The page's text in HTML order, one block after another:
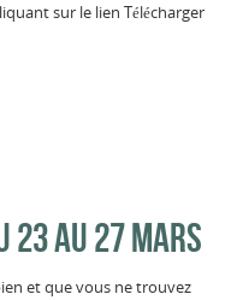
sur le lien Télécharger
23 AU 27 MARS
et que vous ne trouvez